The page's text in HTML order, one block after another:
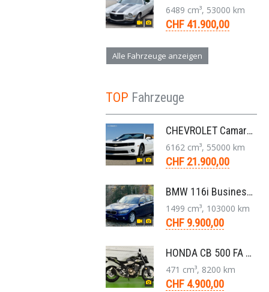
6489 cm³, 53000 km
CHF 41.900,00
Alle Fahrzeuge anzeigen
TOP Fahrzeuge
CHEVROLET Camaro 2SS RS 6,2L V8 Cabriolet Aut. 2011
6162 cm³, 55000 km
CHF 21.900,00
BMW 116i Business 1er F20 Limousine 1.5 6-Gang 2016
1499 cm³, 103000 km
CHF 9.900,00
HONDA CB 500 FA ABS Naked Bike 2020
471 cm³, 8200 km
CHF 4.900,00